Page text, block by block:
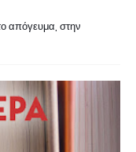
απόγευμα, στην